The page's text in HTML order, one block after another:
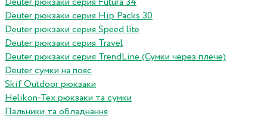
Deuter рюкзаки серия Hip Packs 30
Deuter рюкзаки серия Speed lite
Deuter рюкзаки серия Travel
Deuter рюкзаки серия TrendLine (Сумки через плече)
Deuter сумки на пояс
Skif Outdoor рюкзаки
Helikon-Tex рюкзаки та сумки
Пальники та обладнання